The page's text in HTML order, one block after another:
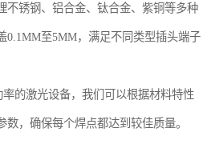
不锈钢、铝合金、钛合金、紫铜等多种
0.1MM至5MM，满足不同类型插头端子
率的激光设备，我们可以根据材料特性
，确保每个焊点都达到较佳质量。